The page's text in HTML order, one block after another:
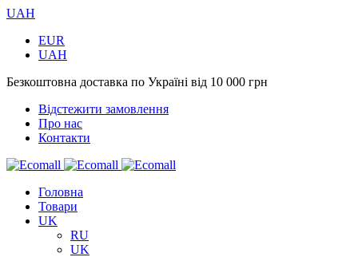
UAH
EUR
UAH
Безкоштовна доставка по Україні від 10 000 грн
Відстежити замовлення
Про нас
Контакти
Головна
Товари
UK
RU
UK